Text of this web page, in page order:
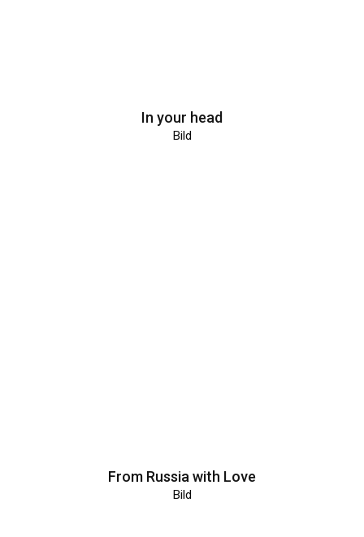
In your head
Bild
From Russia with Love
Bild